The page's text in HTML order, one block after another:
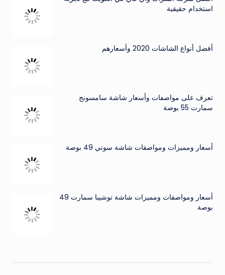
استخدام حقيقية
أفضل أنواع الشاشات 2020 وأسعارهم
تعرف على مواصفات وأسعار شاشة سامسونج
سمارت 55 بوصة
أسعار ومميزات ومواصفات شاشة سوني 49 بوصة
أسعار ومواصفات ومميزات شاشة توشيبا سمارت 49
بوصة